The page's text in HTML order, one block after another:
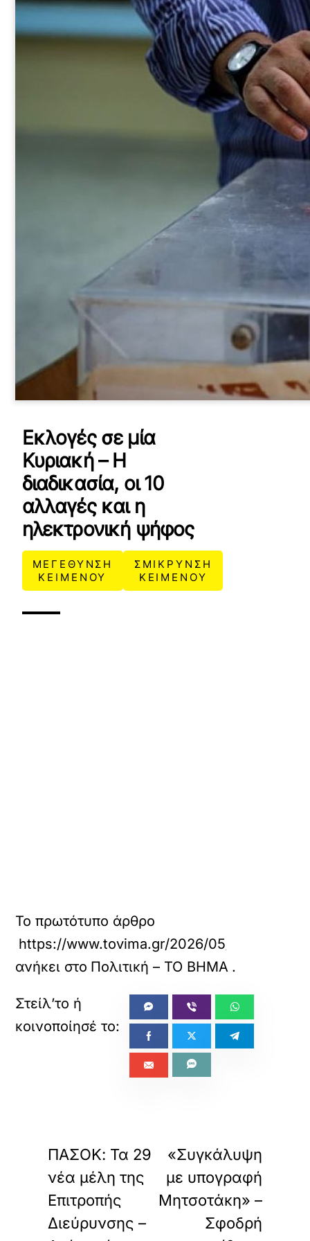
Εκλογές σε μία
Κυριακή – Η
διαδικασία, οι 10
αλλαγές και η
ηλεκτρονική ψήφος
ΜΕΓΕΘΥΝΣΗ
ΚΕΙΜΕΝΟΥ
ΣΜΙΚΡΥΝΣΗ
ΚΕΙΜΕΝΟΥ
Το πρωτότυπο άρθρο
https://www.tovima.gr/2026/05/21/
ανήκει στο Πολιτική – ΤΟ ΒΗΜΑ .
ΠΑΣΟΚ: Τα 29
νέα μέλη της
Επιτροπής
Διεύρυνσης –
«Συγκάλυψη
με υπογραφή
Μητσοτάκη» –
Σφοδρή